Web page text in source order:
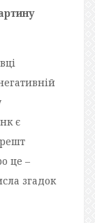
є
це –
згадок